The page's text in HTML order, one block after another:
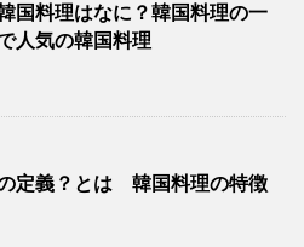
国料理はなに？韓国料理の一
人気の韓国料理
定義？とは 韓国料理の特徴